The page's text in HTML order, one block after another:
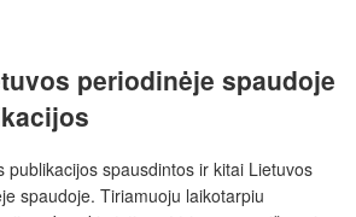
periodinėje spaudoje
publikacijos spausdintos ir kitai Lietuvos
spaudoje. Tiriamuoju laikotarpiu